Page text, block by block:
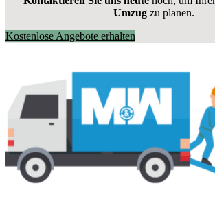
Umzug zu planen.
Kostenlose Angebote erhalten